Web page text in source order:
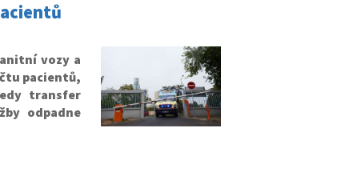
vozy a
pacientů,
transfer
odpadne